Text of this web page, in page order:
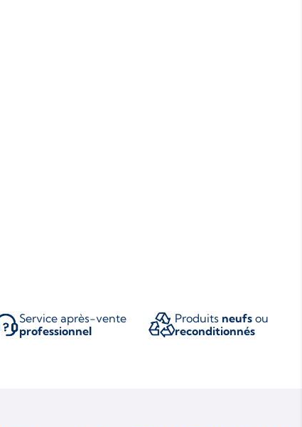
Service après-vente
professionnel
Produits neufs ou
reconditionnés